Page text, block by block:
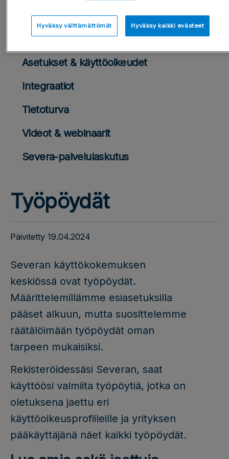
Yleiset toiminnot
Käyttäjien hallinta
Asetukset & käyttöoikeudet
Integraatiot
Tietoturva
Videot & webinaarit
Severa-palvelulaskutus
Työpöydät
Päivitetty 19.04.2024
Severan käyttökokemuksen
keskiössä ovat työpöydät.
Määrittelemillämme esiasetuksilla
pääset alkuun, mutta suosittelemme
räätälöimään työpöydät oman
tarpeen mukaisiksi.
Rekisteröidessäsi Severan, saat
käyttöösi valmiita työpöytiä, jotka on
oletuksena jaettu eri
käyttöoikeusprofiileille ja yrityksen
pääkäyttäjänä näet kaikki työpöydät.
Hyväksy välttämättömät Hyväksy kaikki evästeet